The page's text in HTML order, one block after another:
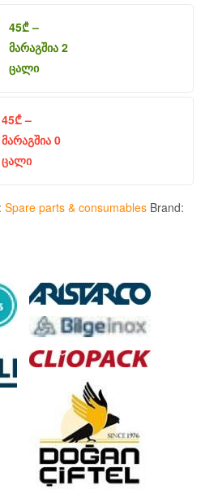
45₾–
მარაგშია 2
ცალი
45₾–
მარაგშია 0
ცალი
Spare parts & consumables Brand: